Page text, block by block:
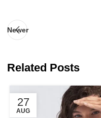
Newer
Related Posts
27
AUG